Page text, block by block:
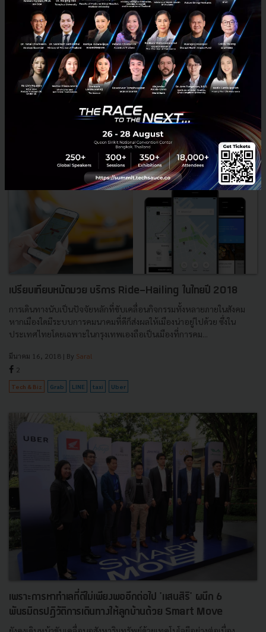
hailing) และบริการเรียกรถเพื่อเดินทางไปร่วมกัน ...
กรกฎาคม 5, 2018| ByTechsauce Team
15
WE EV Car Sharing Electric Vehicle
เปรียบเทียบหมัดมวย บริการ Ride-Hailing ในไทยปี 2018
การเดินทางนับเป็นปัจจัยหลักที่ขับเคลื่อนกิจกรรมทั้งหลายภายในสังคม
หากเมืองใดมีระบบการคมนาคมที่ดีก็ส่งผลให้เมืองน่าอยู่ไปด้วย ซึ่งใน
ประเทศไทยโดยเฉพาะในกรุงเทพเองถือเป็นเมืองที่การคม...
มีนาคม 16, 2018 | By Saral
2
Tech & Biz Grab LINE taxi Uber
เพราะการหาทำเลที่ดีไม่เพียงพออีกต่อไป 'แสนสิริ' ผนึก 6
พันธมิตรปฏิวัติการเดินทางให้ลูกบ้านด้วย Smart Move